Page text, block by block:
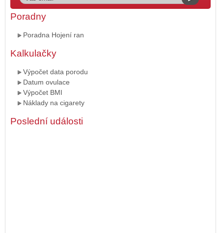
Poradny
Poradna Hojení ran
Kalkulačky
Výpočet data porodu
Datum ovulace
Výpočet BMI
Náklady na cigarety
Poslední události